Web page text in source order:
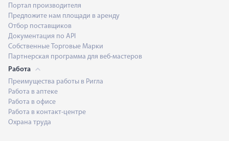
Портал производителя
Предложите нам площади в аренду
Отбор поставщиков
Документация по API
Собственные Торговые Марки
Партнерская программа для веб-мастеров
Работа
Преимущества работы в Ригла
Работа в аптеке
Работа в офисе
Работа в контакт-центре
Охрана труда